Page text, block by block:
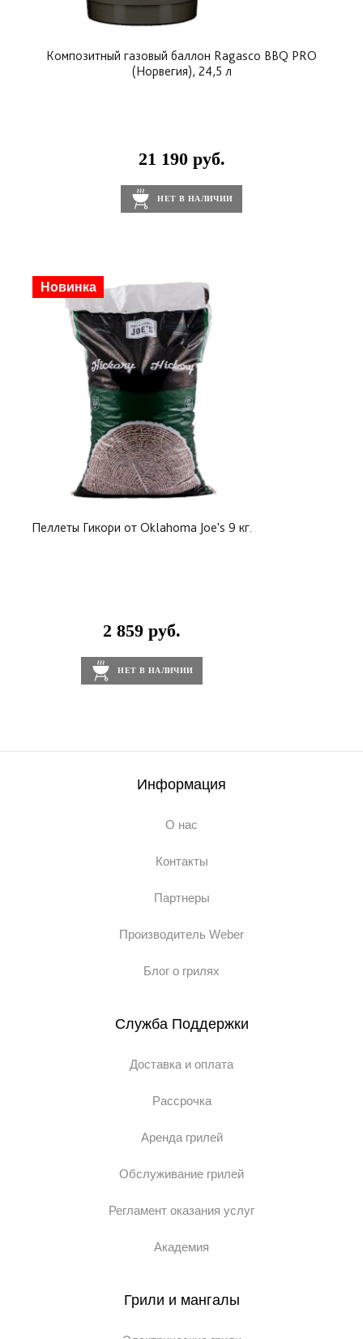
Композитный газовый баллон Ragasco BBQ PRO
(Норвегия), 24,5 л
21 190 руб.
НЕТ В НАЛИЧИИ
Новинка
Пеллеты Гикори от Oklahoma Joe's 9 кг.
2 859 руб.
НЕТ В НАЛИЧИИ
Информация
О нас
Контакты
Партнеры
Производитель Weber
Блог о грилях
Служба Поддержки
Доставка и оплата
Рассрочка
Аренда грилей
Обслуживание грилей
Регламент оказания услуг
Академия
Грили и мангалы